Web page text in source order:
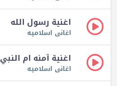
اغنية رسول الله
اغانى اسلاميه
اغنية آمنه ام النبي
اغانى اسلاميه